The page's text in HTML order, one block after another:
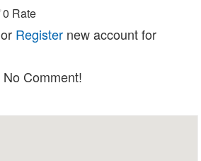
0 Rate
or Register new account for
No Comment!